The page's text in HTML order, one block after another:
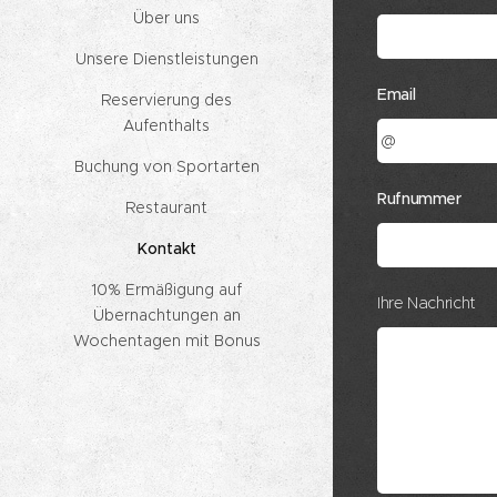
Über uns
Unsere Dienstleistungen
Reservierung des
Aufenthalts
Buchung von Sportarten
Restaurant
Kontakt
10% Ermäßigung auf
Übernachtungen an
Wochentagen mit Bonus
Email
Rufnummer
Ihre Nachricht